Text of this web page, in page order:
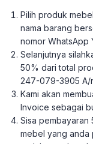
Pilih produk
nama barang
nomor WhatsApp
Selanjutnya
50% dari total
247-079-3905 A/
Kami akan
Invoice sebagai
Sisa
mebel yang anda